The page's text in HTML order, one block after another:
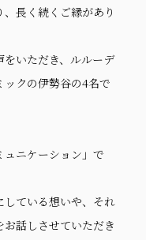
長く続くご縁があり
いただき、ルルーデ
ックの伊勢谷の4名で
ニケーション」で
ている想いや、それ
話しさせていただき